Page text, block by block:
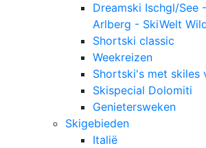
Dreamski Ischgl/See
Arlberg - SkiWelt
Shortski classic
Weekreizen
Shortski's met skiles
Skispecial Dolomiti
Genietersweken
Skigebieden
Italië